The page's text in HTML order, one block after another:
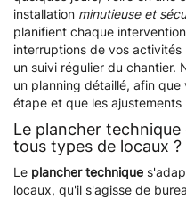
installation minutieuse et
planifient chaque
interruptions de vos
un suivi régulier du chantier.
un planning détaillé, afin
étape et que les
Le plancher
tous types de locaux ?
Le plancher technique
locaux, qu'il s'agisse de